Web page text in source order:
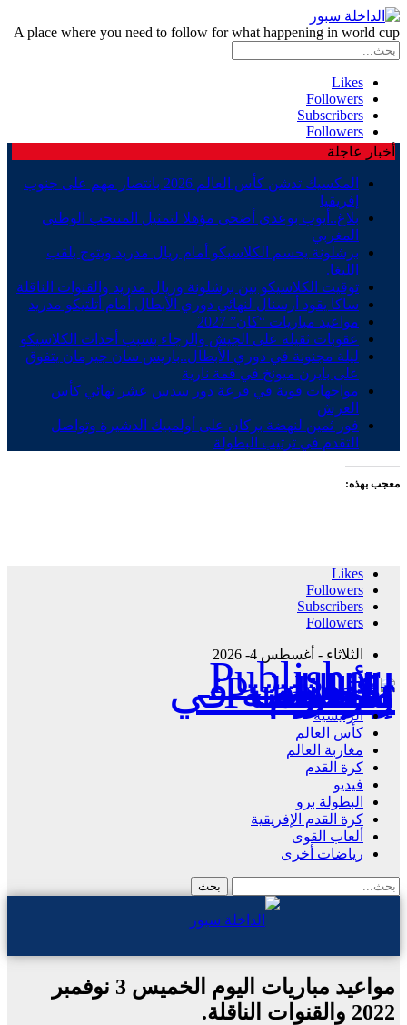
A place where you need to follow for what happening in world cup
Likes
Followers
Subscribers
Followers
أخبار عاجلة
المكسيك تدشن كأس العالم 2026 بانتصار مهم على جنوب
إفريقيا
بلاغ..أيوب بوعدي أضحى مؤهلا لتمثيل المنتخب الوطني
المغربي
برشلونة يحسم الكلاسيكو أمام ريال مدريد ويتوج بلقب
الليغا.
توقيت الكلاسيكو بين برشلونة وريال مدريد والقنوات الناقلة
ساكا يقود أرسنال لنهائي دوري الأبطال أمام أتلتيكو مدريد
مواعيد مباريات “كان” 2027
عقوبات ثقيلة على الجيش والرجاء بسبب أحداث الكلاسيكو
ليلة مجنونة في دوري الأبطال..باريس سان جيرمان يتفوق
على بايرن ميونخ في قمة نارية
مواجهات قوية في قرعة دور سدس عشر نهائي كأس
العرش
فوز ثمين لنهضة بركان على أولمبيك الدشيرة وتواصل
التقدم في ترتيب البطولة
معجب بهذه:
Likes
Followers
Subscribers
Followers
الثلاثاء - أغسطس 4- 2026
Publisher - تغطية إخبارية لكافة الأحداث الرياضية في المغرب والعالم.
الرئيسية
كأس العالم
مغاربة العالم
كرة القدم
فيديو
البطولة برو
كرة القدم الإفريقية
ألعاب القوى
رياضات أخرى
مواعيد مباريات اليوم الخميس 3 نوفمبر
2022 والقنوات الناقلة.